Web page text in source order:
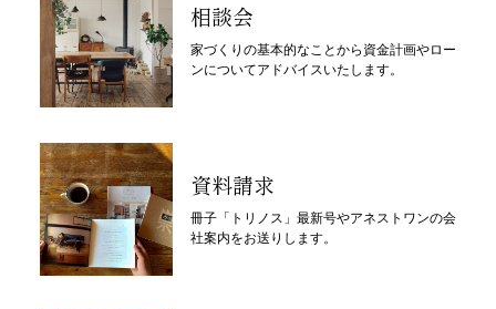
相談会
家づくりの基本的なことから資金計画やロー
ンについてアドバイスいたします。
資料請求
冊子「トリノス」最新号やアネストワンの会
社案内をお送りします。